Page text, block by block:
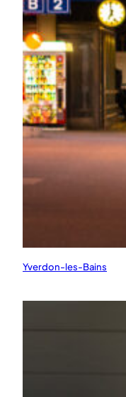
Yverdon-les-Bains